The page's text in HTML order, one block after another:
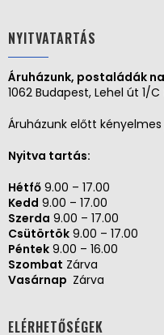
NYITVATARTÁS
Áruházunk, postaládák
1062 Budapest, Lehel út 1/
Áruházunk előtt
Nyitva tartás:
Hétfő 9.00 – 17.00
Kedd 9.00 – 17.00
Szerda 9.00 – 17.00
Csütörtök 9.00 – 17.00
Péntek 9.00 – 16.00
Szombat Zárva
Vasárnap Zárva
ELÉRHETŐSÉGEK